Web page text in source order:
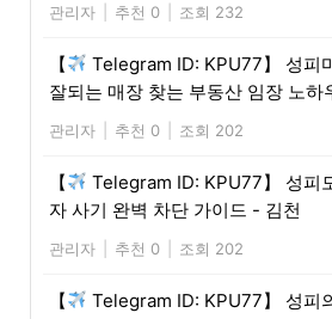
관리자 추천 0 조회 232
【
Telegram ID: KPU77】 성피
잘되는 매장 찾는 부동산 임장 노하
관리자 추천 0 조회 202
【
Telegram ID: KPU77】 성피
자 사기 완벽 차단 가이드 - 김천
관리자 추천 0 조회 202
【
Telegram ID: KPU77】 성피